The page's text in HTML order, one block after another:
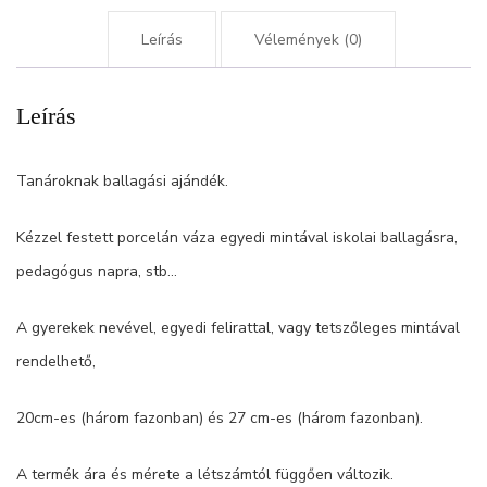
Leírás Vélemények (0)
Leírás
Tanároknak ballagási ajándék.
Kézzel festett porcelán váza egyedi mintával iskolai ballagásra,
pedagógus napra, stb…
A gyerekek nevével, egyedi felirattal, vagy tetszőleges mintával
rendelhető,
20cm-es (három fazonban) és 27 cm-es (három fazonban).
A termék ára és mérete a létszámtól függően változik.